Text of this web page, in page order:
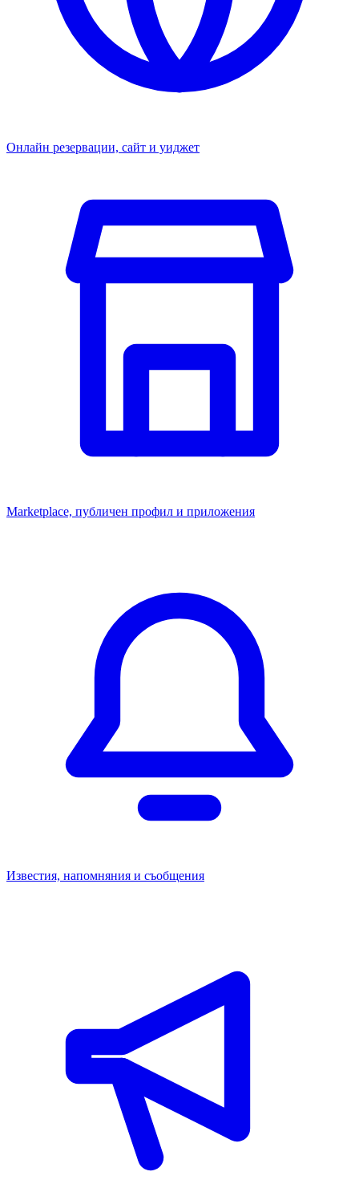
Онлайн резервации, сайт и уиджет
Marketplace, публичен профил и приложения
Известия, напомняния и съобщения